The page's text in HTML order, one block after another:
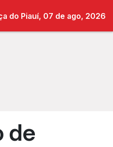
do Piauí, 07 de ago, 2026
de